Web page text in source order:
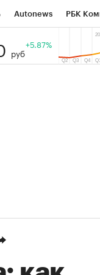
Autonews РБК
Тренды
руб
+5.87%